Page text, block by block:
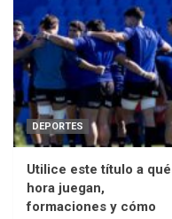
DEPORTES
Utilice este título a qué
hora juegan,
formaciones y cómo